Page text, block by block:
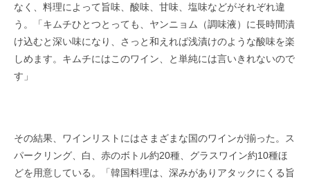
なく、料理によって旨味、酸味、甘味、塩味などがそれぞれ違
う。「キムチひとつとっても、ヤンニョム（調味液）に長時間漬
け込むと深い味になり、さっと和えれば浅漬けのような酸味を楽
しめます。キムチにはこのワイン、と単純には言いきれないので
す」
その結果、ワインリストにはさまざまな国のワインが揃った。ス
パークリング、白、赤のボトル約20種、グラスワイン約10種ほ
どを用意している。「韓国料理は、深みがありアタックにくる旨